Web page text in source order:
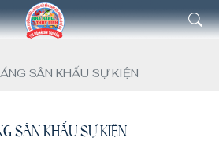
SÂN KHẤU SỰ KIỆN
SÂN KHẤU SỰ KIỆN